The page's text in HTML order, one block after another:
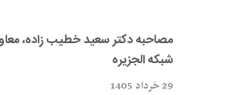
مصاحبه دکتر سعید خطیب زاده،
شبکه الجزیره
29 خرداد 1405